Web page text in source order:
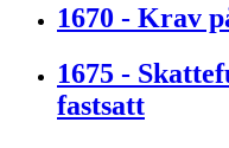
1670 - Krav
1675 -
fastsatt